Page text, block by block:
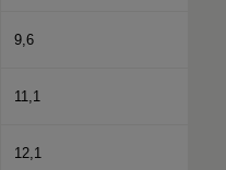
9,6
11,1
12,1